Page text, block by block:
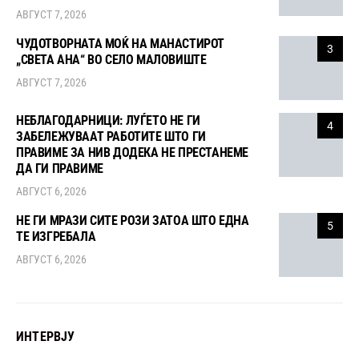
АВГУСТ 7, 2026
3
ЧУДОТВОРНАТА МОЌ НА МАНАСТИРОТ
„СВЕТА АНА“ ВО СЕЛО МАЛОВИШТЕ
АВГУСТ 7, 2026
4
НЕБЛАГОДАРНИЦИ: ЛУЃЕТО НЕ ГИ
ЗАБЕЛЕЖУВААТ РАБОТИТЕ ШТО ГИ
ПРАВИМЕ ЗА НИВ ДОДЕКА НЕ ПРЕСТАНЕМЕ
ДА ГИ ПРАВИМЕ
АВГУСТ 6, 2026
5
НЕ ГИ МРАЗИ СИТЕ РОЗИ ЗАТОА ШТО ЕДНА
ТЕ ИЗГРЕБАЛА
АВГУСТ 6, 2026
ИНТЕРВЈУ